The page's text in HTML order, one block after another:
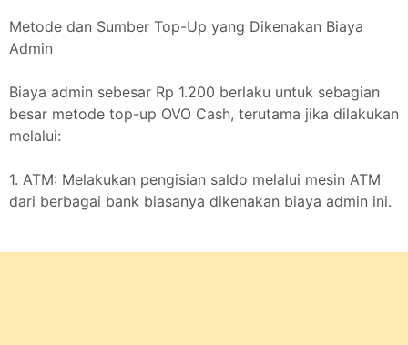
Metode dan Sumber Top-Up yang Dikenakan Biaya
Admin
Biaya admin sebesar Rp 1.200 berlaku untuk sebagian
besar metode top-up OVO Cash, terutama jika dilakukan
melalui:
1. ATM: Melakukan pengisian saldo melalui mesin ATM
dari berbagai bank biasanya dikenakan biaya admin ini.